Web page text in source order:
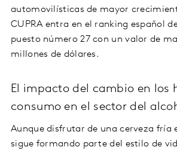
automovilísticas de mayor
CUPRA entra en el ranking español
puesto número 27 con un valor de
millones de dólares.
El impacto del cambio en los
consumo en el sector del
Aunque disfrutar de una cerveza fría
sigue formando parte del estilo de